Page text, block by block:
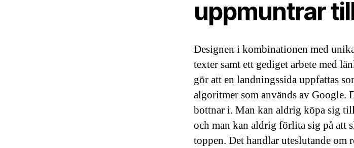
uppmuntrar
Designen i kombinationen med
texter samt ett gediget arbete med
gör att en landningssida uppfattas
algoritmer som används av Google.
bottnar i. Man kan aldrig köpa sig
och man kan aldrig förlita sig på att
toppen. Det handlar uteslutande om